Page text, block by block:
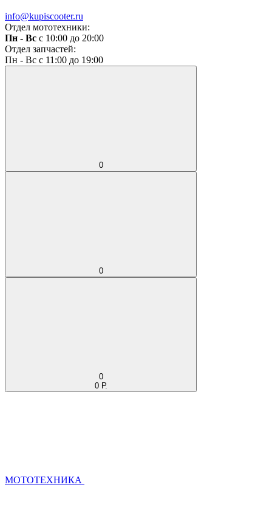
info@kupiscooter.ru
Отдел мототехники:
Пн - Вс с 10:00 до 20:00
Отдел запчастей:
Пн - Вс с 11:00 до 19:00
0
0
0
0 Р.
МОТОТЕХНИКА